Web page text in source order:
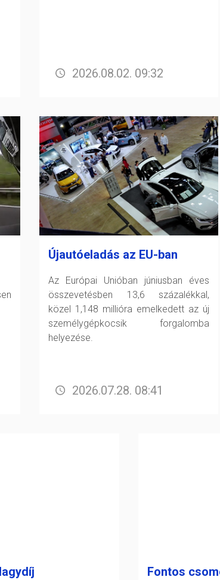
2026.08.02. 09:32
Újautóeladás az EU-ban
Az Európai Unióban júniusban éves
összevetésben 13,6 százalékkal,
közel 1,148 millióra emelkedett az új
személygépkocsik forgalomba
helyezése.
2026.07.28. 08:41
Fontos